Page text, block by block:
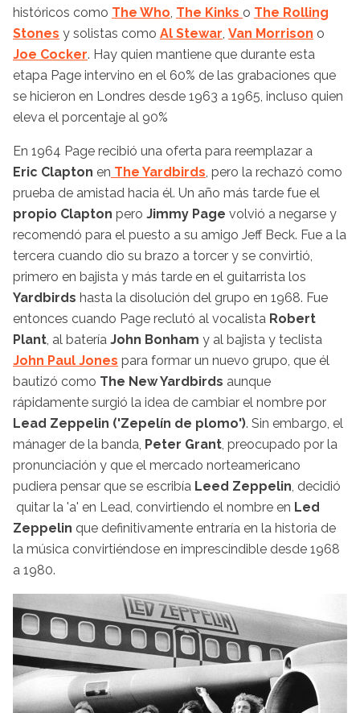
históricos como The Who, The Kinks o The Rolling
Stones y solistas como Al Stewar, Van Morrison o
Joe Cocker. Hay quien mantiene que durante esta
etapa Page intervino en el 60% de las grabaciones que
se hicieron en Londres desde 1963 a 1965, incluso quien
eleva el porcentaje al 90%
En 1964 Page recibió una oferta para reemplazar a
Eric Clapton en The Yardbirds, pero la rechazó como
prueba de amistad hacia él. Un año más tarde fue el
propio Clapton pero Jimmy Page volvió a negarse y
recomendó para el puesto a su amigo Jeff Beck. Fue a la
tercera cuando dio su brazo a torcer y se convirtió,
primero en bajista y más tarde en el guitarrista los
Yardbirds hasta la disolución del grupo en 1968. Fue
entonces cuando Page reclutó al vocalista Robert
Plant, al batería John Bonham y al bajista y teclista
John Paul Jones para formar un nuevo grupo, que él
bautizó como The New Yardbirds aunque
rápidamente surgió la idea de cambiar el nombre por
Lead Zeppelin ('Zepelín de plomo'). Sin embargo, el
mánager de la banda, Peter Grant, preocupado por la
pronunciación y que el mercado norteamericano
pudiera pensar que se escribía Leed Zeppelin, decidió
quitar la 'a' en Lead, convirtiendo el nombre en Led
Zeppelin que definitivamente entraría en la historia de
la música convirtiéndose en imprescindible desde 1968
a 1980.